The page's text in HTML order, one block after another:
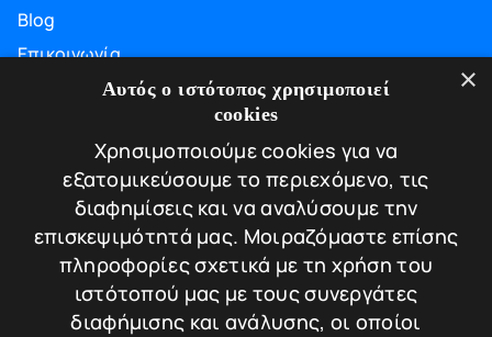
Blog
Επικοινωνία
ΠΛΗΡΟΦΟΡΙΕΣ
Πιστοποιήσεις
Πολιτική απορρήτου
Τρόποι πληρωμής
Πολιτική Επιστροφών / Ακυρώσεων
ΕΠΙΚΟΙΝΩΝΙΑ
×
Αυτός ο ιστότοπος χρησιμοποιεί
cookies
Χρησιμοποιούμε cookies για να
εξατομικεύσουμε το περιεχόμενο, τις
διαφημίσεις και να αναλύσουμε την
επισκεψιμότητά μας. Μοιραζόμαστε επίσης
πληροφορίες σχετικά με τη χρήση του
ιστότοπού μας με τους συνεργάτες
διαφήμισης και ανάλυσης, οι οποίοι